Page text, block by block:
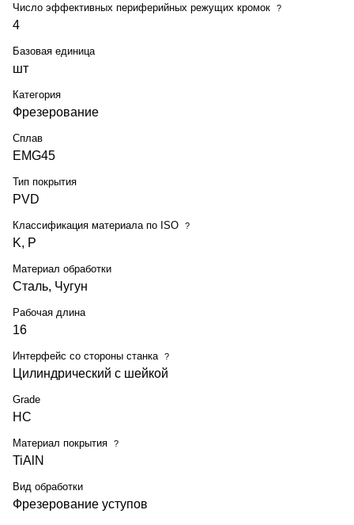
Число эффективных периферийных режущих кромок ?
4
Базовая единица
шт
Категория
Фрезерование
Сплав
EMG45
Тип покрытия
PVD
Классификация материала по ISO ?
K, P
Материал обработки
Сталь, Чугун
Рабочая длина
16
Интерфейс со стороны станка ?
Цилиндрический с шейкой
Grade
HC
Материал покрытия ?
TiAlN
Вид обработки
Фрезерование уступов